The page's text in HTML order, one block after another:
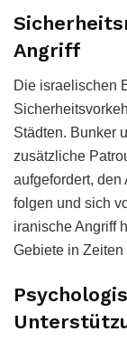
Angriff
Die israelischen
Städten. Bunker
zusätzliche
aufgefordert,
folgen und sich
iranische Angriff
Gebiete in